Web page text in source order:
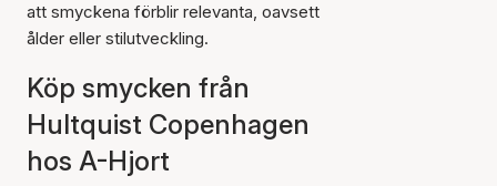
att smyckena förblir relevanta, oavsett
ålder eller stilutveckling.
Köp smycken från
Hultquist Copenhagen
hos A-Hjort